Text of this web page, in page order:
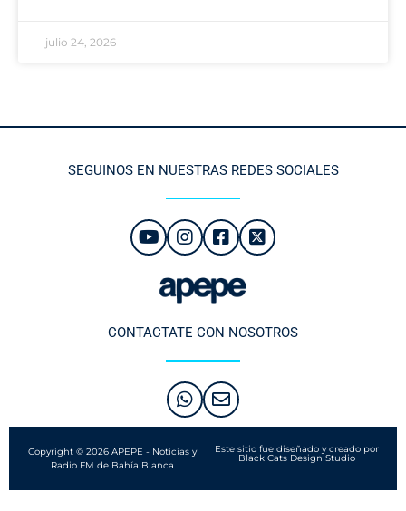
julio 24, 2026
SEGUINOS EN NUESTRAS REDES SOCIALES
CONTACTATE CON NOSOTROS
Copyright © 2026 APEPE - Noticias y
Radio FM de Bahía Blanca
Este sitio fue diseñado y creado por
Black Cats Design Studio